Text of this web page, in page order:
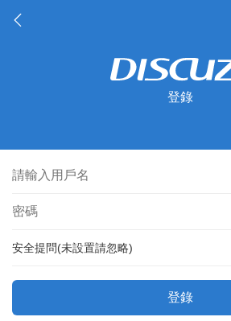
登錄
安全提問(未設置請忽略)
登錄